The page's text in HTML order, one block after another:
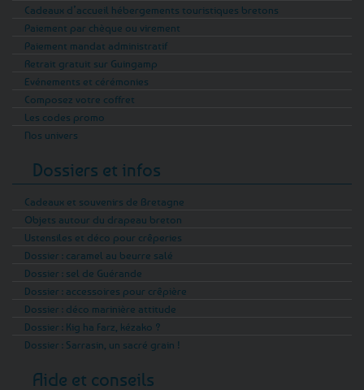
Cadeaux d’accueil hébergements touristiques bretons
Paiement par chèque ou virement
Paiement mandat administratif
Retrait gratuit sur Guingamp
Evénements et cérémonies
Composez votre coffret
Les codes promo
Nos univers
Dossiers et infos
Cadeaux et souvenirs de Bretagne
Objets autour du drapeau breton
Ustensiles et déco pour crêperies
Dossier : caramel au beurre salé
Dossier : sel de Guérande
Dossier : accessoires pour crêpière
Dossier : déco marinière attitude
Dossier : Kig ha Farz, kézako ?
Dossier : Sarrasin, un sacré grain !
Aide et conseils